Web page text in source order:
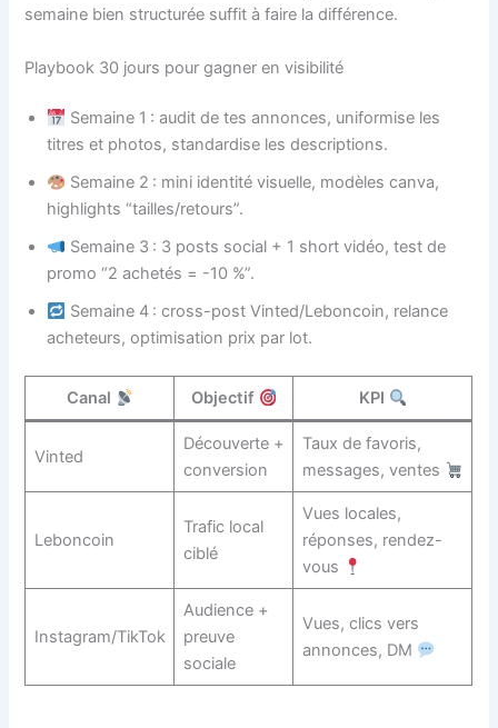
semaine bien structurée suffit à faire la différence.
Playbook 30 jours pour gagner en visibilité
Semaine 1 : audit de tes annonces, uniformise les
titres et photos, standardise les descriptions.
Semaine 2 : mini identité visuelle, modèles canva,
highlights “tailles/retours”.
Semaine 3 : 3 posts social + 1 short vidéo, test de
promo “2 achetés = -10 %”.
Semaine 4 : cross-post Vinted/Leboncoin, relance
acheteurs, optimisation prix par lot.
Canal Objectif KPI
Vinted
Découverte +
conversion
Taux de favoris,
messages, ventes
Leboncoin
Trafic local
ciblé
Vues locales,
réponses, rendez-
vous
Instagram/TikTok
Audience +
preuve
sociale
Vues, clics vers
annonces, DM